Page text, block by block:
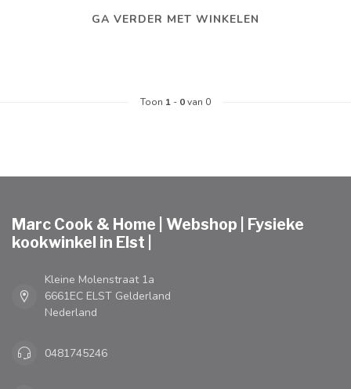
GA VERDER MET WINKELEN
Toon 1 - 0van 0
Marc Cook & Home | Webshop | Fysieke
kookwinkel in Elst |
Kleine Molenstraat 1a
6661EC ELST Gelderland
Nederland
0481745246